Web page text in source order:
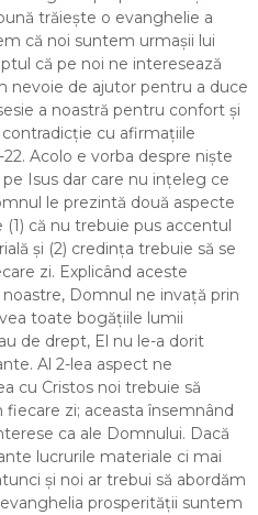
trăiește o evanghelie a
că noi suntem urmașii lui
că pe noi ne interesează
nevoie de ajutor pentru a duce
a noastră pentru confort și
cu afirmațiile
Acolo e vorba despre niște
Isus dar care nu ințeleg ce
le prezintă două aspecte
că nu trebuie pus accentul
și (2) credința trebuie să se
zi. Explicând aceste
Domnul ne invață prin
toate bogățiile lumii
de drept, El nu le-a dorit
Al 2-lea aspect ne
cu Cristos noi trebuie să
zi; aceasta însemnând
ca ale Domnului. Dacă
lucrurile materiale ci mai
și noi ar trebui să abordăm
prosperității suntem